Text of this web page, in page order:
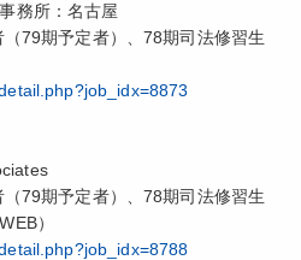
務所：名古屋
79期予定者）、78期司法修習生
79期予定者）、78期司法修習生
）